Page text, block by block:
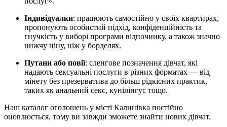
Індивідуалки: працюють самостійно у своїх квартирах,
пропонують особистий підхід, конфіденційність та
гнучкість у виборі програми відпочинку, а також значно
нижчу ціну, ніж у борделях.
Путани або повії: сленгове позначення дівчат, які
надають сексуальні послуги в різних форматах — від
мінету без презерватива до більш рідкісних практик,
таких як анальний секс, кунілінгус тощо.
Наш каталог оголошень у місті Калинівка постійно
оновлюється, тому ви завжди зможете знайти нових дівчат.